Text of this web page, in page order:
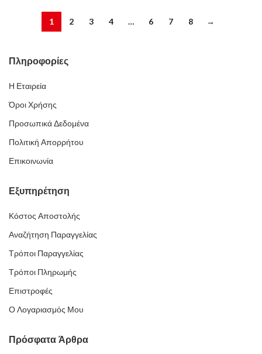
1 2 3 4 … 6 7 8 →
Πληροφορίες
Η Εταιρεία
Όροι Χρήσης
Προσωπικά Δεδομένα
Πολιτική Απορρήτου
Επικοινωνία
Εξυπηρέτηση
Κόστος Αποστολής
Αναζήτηση Παραγγελίας
Τρόποι Παραγγελίας
Τρόποι Πληρωμής
Επιστροφές
Ο Λογαριασμός Μου
Πρόσφατα Άρθρα